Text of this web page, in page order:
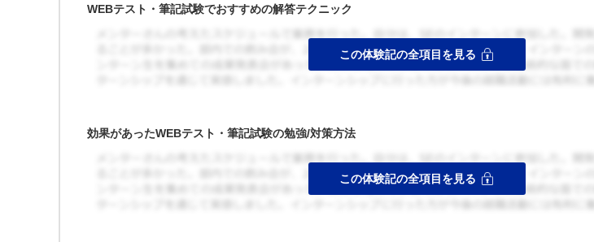
WEBテスト・筆記試験でおすすめの解答テクニック
効果があったWEBテスト・筆記試験の勉強/対策方法